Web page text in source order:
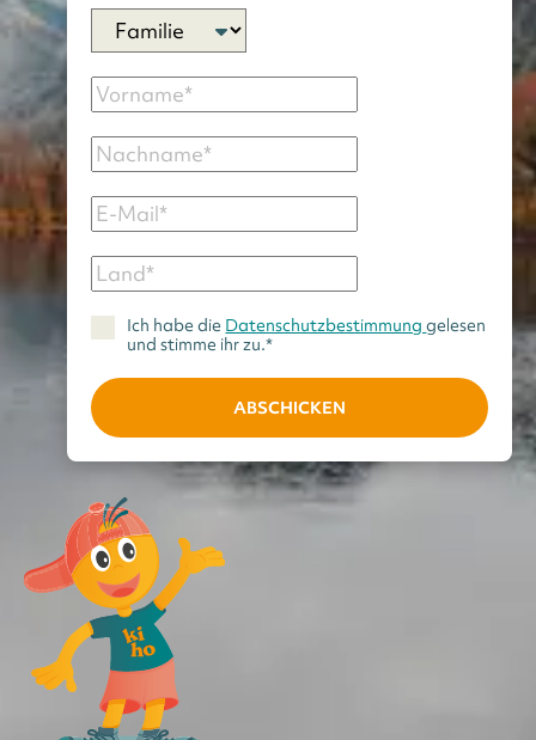
Ich habe die Datenschutzbestimmunggelesen
und stimme ihr zu.*
ABSCHICKEN